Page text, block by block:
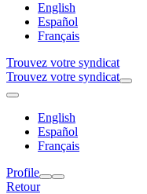
English
Español
Français
Trouvez votre syndicat
Trouvez votre syndicat
English
Español
Français
Profile
Retour